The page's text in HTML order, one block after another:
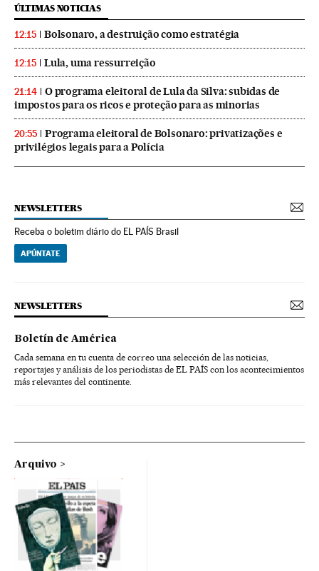
ÚLTIMAS NOTICIAS
12:15 Bolsonaro, a destruição como estratégia
12:15 Lula, uma ressurreição
21:14
O programa eleitoral de Lula da Silva: subidas de
impostos para os ricos e proteção para as minorias
20:55
Programa eleitoral de Bolsonaro: privatizações e
privilégios legais para a Polícia
NEWSLETTERS
Receba o boletim diário do EL PAÍS Brasil
APÚNTATE
NEWSLETTERS
Boletín de América
Cada semana en tu cuenta de correo una selección de las noticias,
reportajes y análisis de los periodistas de EL PAÍS con los acontecimientos
más relevantes del continente.
Arquivo